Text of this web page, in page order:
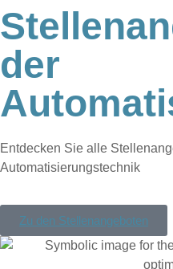
der
Entdecken Sie alle
Automatisierungstechnik
Zu den Stellenangeboten